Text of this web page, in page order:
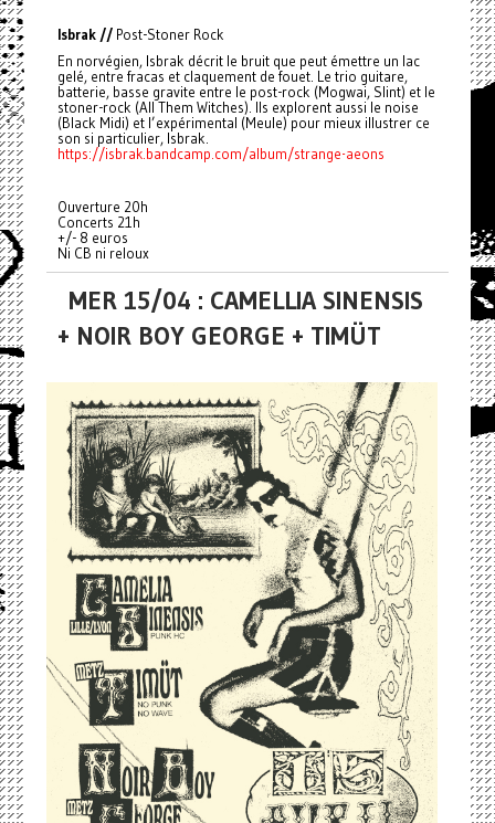
Isbrak // Post-Stoner Rock
En norvégien, Isbrak décrit le bruit que peut émettre un lac
gelé, entre fracas et claquement de fouet. Le trio guitare,
batterie, basse gravite entre le post-rock (Mogwai, Slint) et le
stoner-rock (All Them Witches). Ils explorent aussi le noise
(Black Midi) et l’expérimental (Meule) pour mieux illustrer ce
son si particulier, Isbrak.
https://isbrak.bandcamp.com/album/strange-aeons
Ouverture 20h
Concerts 21h
+/- 8 euros
Ni CB ni reloux
MER 15/04 : CAMELLIA SINENSIS
+ NOIR BOY GEORGE + TIMÜT